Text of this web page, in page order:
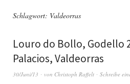
Schlagwort: Valdeorras
Louro do Bollo, Godello
Palacios, Valdeorras
30/Juni/13 von Christoph Raffelt Schreibe